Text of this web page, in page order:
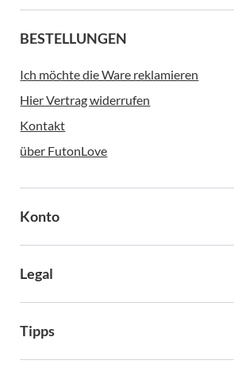
BESTELLUNGEN
Ich möchte die Ware reklamieren
Hier Vertrag widerrufen
Kontakt
über FutonLove
Konto
Legal
Tipps